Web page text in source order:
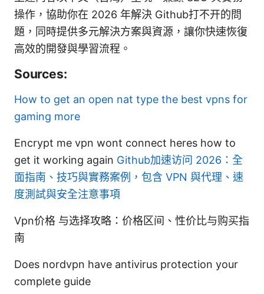
操作，協助你在 2026 年解決 Github打不开的問
題，同時提供多元解決方案與資源，讓你快速恢復
高效的開發與學習流程。
Sources:
How to get an open nat type the best vpns for
gaming more
Encrypt me vpn wont connect heres how to
get it working again Github加速访问 2026：全
面指南、技巧與實務案例，包含 VPN 與代理、速
度測試與安全注意事項
Vpn价格 与选择攻略：价格区间、性价比与购买指
南
Does nordvpn have antivirus protection your
complete guide